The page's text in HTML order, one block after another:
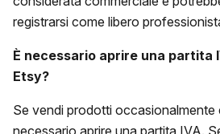
registrarsi come libero
È necessario aprire una partita
Etsy?
Se vendi prodotti occasionalmente
necessario aprire una partita IVA.